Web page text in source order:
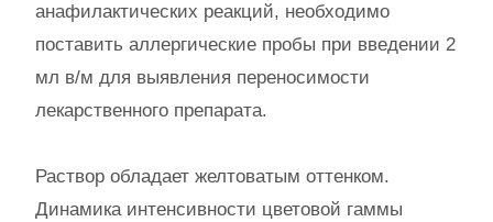
анафилактических реакций, необходимо
поставить аллергические пробы при введении 2
мл в/м для выявления переносимости
лекарственного препарата.
Раствор обладает желтоватым оттенком.
Динамика интенсивности цветовой гаммы